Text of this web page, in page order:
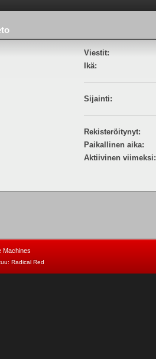
Viestit:
Ikä:
Sijainti:
Rekisteröitynyt:
Paikallinen aika:
Aktiivinen viimeksi:
Machines
Radical Red